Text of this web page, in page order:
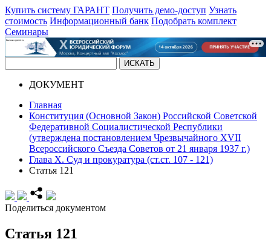
Купить систему ГАРАНТ Получить демо-доступ Узнать
стоимость Информационный банк Подобрать комплект
Семинары
ДОКУМЕНТ
Главная
Конституция (Основной Закон) Российской Советской
Федеративной Социалистической Республики
(утверждена постановлением Чрезвычайного XVII
Всероссийского Съезда Советов от 21 января 1937 г.)
Глава Х. Суд и прокуратура (ст.ст. 107 - 121)
Статья 121
Поделиться документом
Статья 121